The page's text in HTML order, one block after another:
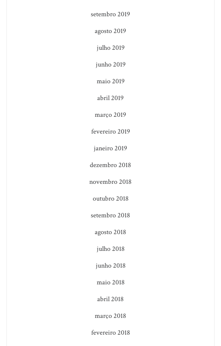
setembro 2019
agosto 2019
julho 2019
junho 2019
maio 2019
abril 2019
março 2019
fevereiro 2019
janeiro 2019
dezembro 2018
novembro 2018
outubro 2018
setembro 2018
agosto 2018
julho 2018
junho 2018
maio 2018
abril 2018
março 2018
fevereiro 2018